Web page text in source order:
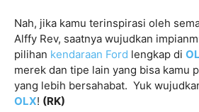
Nah, jika kamu terinspirasi oleh
Alffy Rev, saatnya wujudkan
pilihan kendaraan Ford lengkap di
merek dan tipe lain yang bisa kamu
yang lebih bersahabat. Yuk
OLX! (RK)